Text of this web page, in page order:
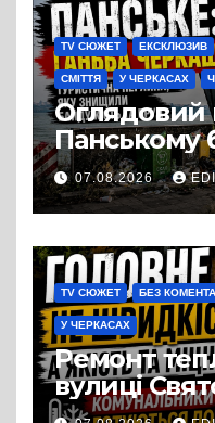
TV СЮЖЕТ ЕКСКЛЮЗИВ
СМІТТЯ У ЧЕРКАСАХ
Оглядовий
Панському
07.08.2026
TV СЮЖЕТ БЕЗ
У ЧЕРКАСАХ
Ремонт
вулиці
затягнувся